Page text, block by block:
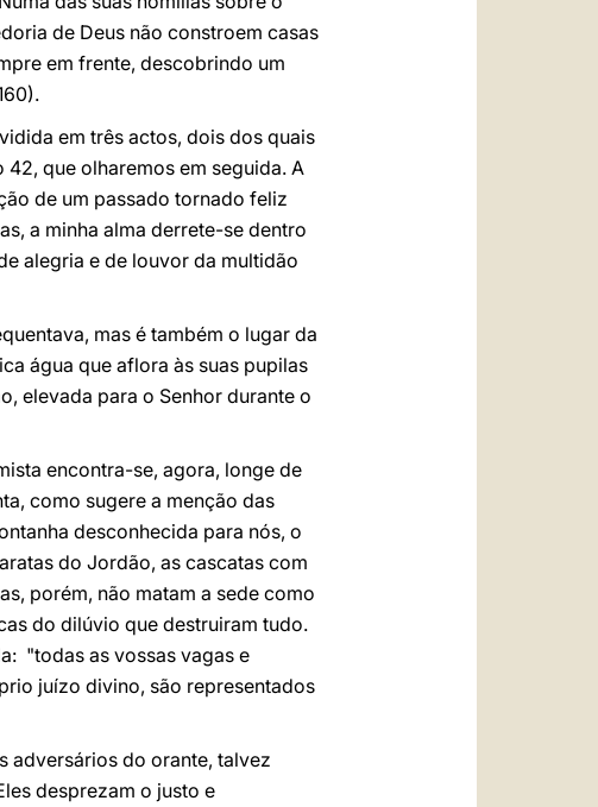
de Deus não constroem casas
em frente, descobrindo um
em três actos, dois dos quais
que olharemos em seguida. A
de um passado tornado feliz
a minha alma derrete-se dentro
alegria e de louvor da multidão
mas é também o lugar da
água que aflora às suas pupilas
elevada para o Senhor durante o
encontra-se, agora, longe de
como sugere a menção das
desconhecida para nós, o
do Jordão, as cascatas com
porém, não matam a sede como
do dilúvio que destruiram tudo.
"todas as vossas vagas e
juízo divino, são representados
adversários do orante, talvez
desprezam o justo e